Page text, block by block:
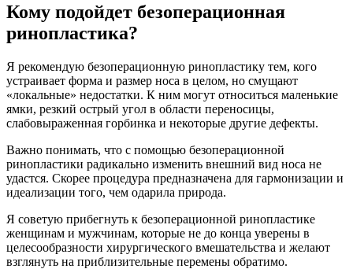
Кому подойдет безоперационная
ринопластика?
Я рекомендую безоперационную ринопластику тем, кого
устраивает форма и размер носа в целом, но смущают
«локальные» недостатки. К ним могут относиться маленькие
ямки, резкий острый угол в области переносицы,
слабовыраженная горбинка и некоторые другие дефекты.
Важно понимать, что с помощью безоперационной
ринопластики радикально изменить внешний вид носа не
удастся. Скорее процедура предназначена для гармонизации и
идеализации того, чем одарила природа.
Я советую прибегнуть к безоперационной ринопластике
женщинам и мужчинам, которые не до конца уверены в
целесообразности хирургического вмешательства и желают
взглянуть на приблизительные перемены обратимо.